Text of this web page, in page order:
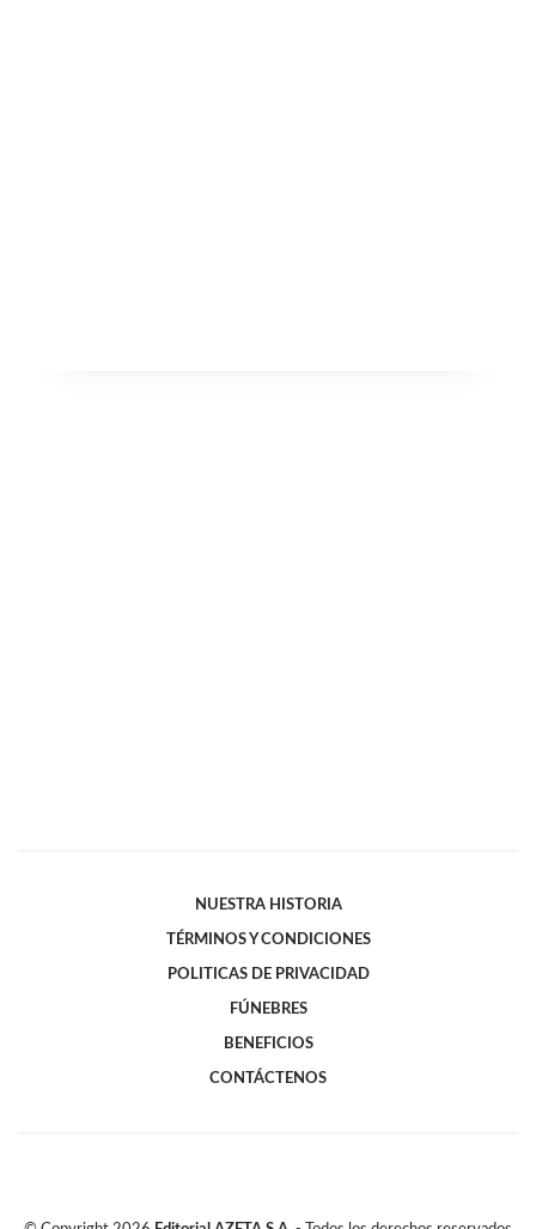
NUESTRA HISTORIA
TÉRMINOS Y CONDICIONES
POLITICAS DE PRIVACIDAD
FÚNEBRES
BENEFICIOS
CONTÁCTENOS